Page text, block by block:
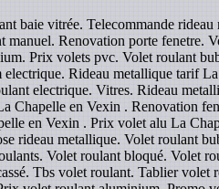
baie vitrée. Telecommande
Renovation porte fenetre.
Prix volets pvc. Volet roulant
Rideau metallique tarif
electrique. Vitres. Rideau
Chapelle en Vexin . Renovation
en Vexin . Prix volet alu La
rideau metallique. Volet roulant
Volet roulant bloqué. Volet
Tbs volet roulant. Tablier volet